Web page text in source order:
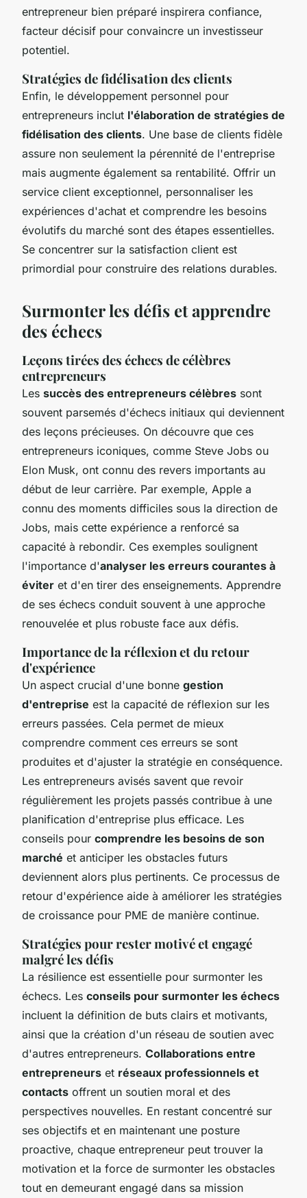
entrepreneur bien préparé inspirera confiance,
facteur décisif pour convaincre un investisseur
potentiel.
Stratégies de fidélisation des clients
Enfin, le développement personnel pour
entrepreneurs inclut l'élaboration de stratégies de
fidélisation des clients. Une base de clients fidèle
assure non seulement la pérennité de l'entreprise
mais augmente également sa rentabilité. Offrir un
service client exceptionnel, personnaliser les
expériences d'achat et comprendre les besoins
évolutifs du marché sont des étapes essentielles.
Se concentrer sur la satisfaction client est
primordial pour construire des relations durables.
Surmonter les défis et apprendre
des échecs
Leçons tirées des échecs de célèbres
entrepreneurs
Les succès des entrepreneurs célèbres sont
souvent parsemés d'échecs initiaux qui deviennent
des leçons précieuses. On découvre que ces
entrepreneurs iconiques, comme Steve Jobs ou
Elon Musk, ont connu des revers importants au
début de leur carrière. Par exemple, Apple a
connu des moments difficiles sous la direction de
Jobs, mais cette expérience a renforcé sa
capacité à rebondir. Ces exemples soulignent
l'importance d'analyser les erreurs courantes à
éviter et d'en tirer des enseignements. Apprendre
de ses échecs conduit souvent à une approche
renouvelée et plus robuste face aux défis.
Importance de la réflexion et du retour
d'expérience
Un aspect crucial d'une bonne gestion
d'entreprise est la capacité de réflexion sur les
erreurs passées. Cela permet de mieux
comprendre comment ces erreurs se sont
produites et d'ajuster la stratégie en conséquence.
Les entrepreneurs avisés savent que revoir
régulièrement les projets passés contribue à une
planification d'entreprise plus efficace. Les
conseils pour comprendre les besoins de son
marché et anticiper les obstacles futurs
deviennent alors plus pertinents. Ce processus de
retour d'expérience aide à améliorer les stratégies
de croissance pour PME de manière continue.
Stratégies pour rester motivé et engagé
malgré les défis
La résilience est essentielle pour surmonter les
échecs. Les conseils pour surmonter les échecs
incluent la définition de buts clairs et motivants,
ainsi que la création d'un réseau de soutien avec
d'autres entrepreneurs. Collaborations entre
entrepreneurs et réseaux professionnels et
contacts offrent un soutien moral et des
perspectives nouvelles. En restant concentré sur
ses objectifs et en maintenant une posture
proactive, chaque entrepreneur peut trouver la
motivation et la force de surmonter les obstacles
tout en demeurant engagé dans sa mission